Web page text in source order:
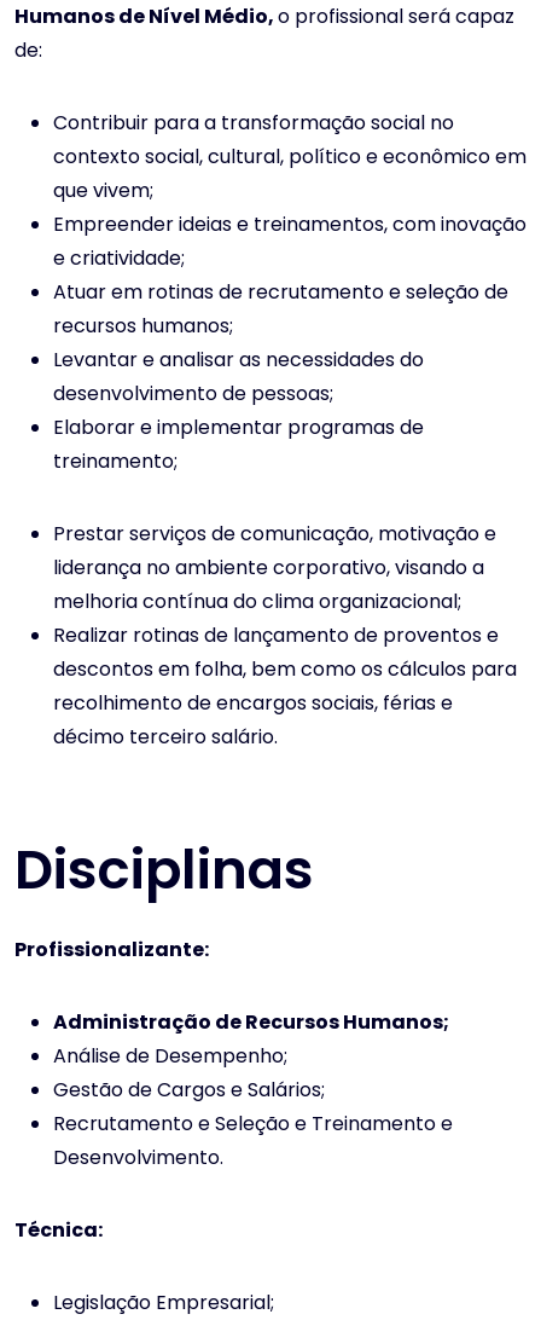
Humanos de Nível Médio,o profissional será capaz
de:
Contribuir para a transformação social no
contexto social, cultural, político e econômico em
que vivem;
Empreender ideias e treinamentos, com inovação
e criatividade;
Atuar em rotinas de recrutamento e seleção de
recursos humanos;
Levantar e analisar as necessidades do
desenvolvimento de pessoas;
Elaborar e implementar programas de
treinamento;
Prestar serviços de comunicação, motivação e
liderança no ambiente corporativo, visando a
melhoria contínua do clima organizacional;
Realizar rotinas de lançamento de proventos e
descontos em folha, bem como os cálculos para
recolhimento de encargos sociais, férias e
décimo terceiro salário.
Disciplinas
Profissionalizante:
Administração de Recursos Humanos;
Análise de Desempenho;
Gestão de Cargos e Salários;
Recrutamento e Seleção e Treinamento e
Desenvolvimento.
Técnica:
Legislação Empresarial;